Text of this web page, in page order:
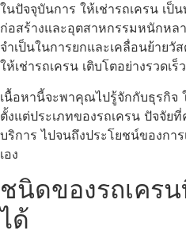
ในปัจจุบันการ ให้เช่ารถเครน เป็
ก่อสร้างและอุตสาหกรรมหนักหล
จำเป็นในการยกและเคลื่อนย้าย
ให้เช่ารถเครน เติบโตอย่างรวดเร็ว
เนื้อหานี้จะพาคุณไปรู้จักกับธุรกิจ
ตั้งแต่ประเภทของรถเครน ปัจจัย
บริการ ไปจนถึงประโยชน์ของกา
เอง
ชนิดของรถเคร
ได้